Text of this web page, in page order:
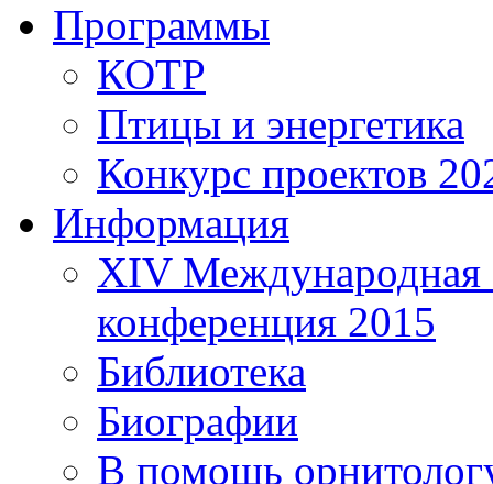
Программы
КОТР
Птицы и энергетика
Конкурс проектов
Информация
XIV Международная
конференция 2015
Библиотека
Биографии
В помощь